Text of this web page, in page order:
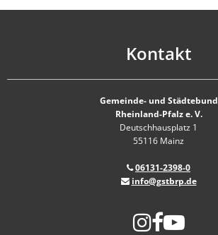
Kontakt
Gemeinde- und Städtebund
Rheinland-Pfalz e. V.
Deutschhausplatz 1
55116 Mainz
06131-2398-0
info@gstbrp.de